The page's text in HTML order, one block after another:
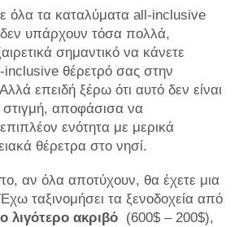
όλα τα καταλύματα all-inclusive
δεν υπάρχουν τόσα πολλά,
σημαντικό να κάνετε
inclusive θέρετρό σας στην
επειδή ξέρω ότι αυτό δεν είναι
αποφάσισα να
ενότητα με μερικά
θέρετρα στο νησί.
αν όλα αποτύχουν, θα έχετε μια
ταξινομήσει τα ξενοδοχεία από
λιγότερο ακριβό(600$ – 200$),